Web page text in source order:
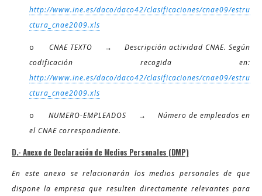
http://www.ine.es/daco/daco42/clasificaciones/cnae09/estru
ctura_cnae2009.xls
o CNAE TEXTO → Descripción actividad CNAE. Según
codificación recogida en:
http://www.ine.es/daco/daco42/clasificaciones/cnae09/estru
ctura_cnae2009.xls
oNUMERO-EMPLEADOS → Número de empleados en
el CNAE correspondiente.
D.- Anexo de Declaración de Medios Personales (DMP)
En este anexo se relacionarán los medios personales de que
dispone la empresa que resulten directamente relevantes para